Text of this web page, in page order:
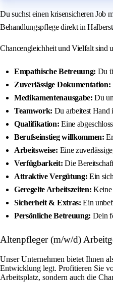
Du suchst einen krisensicheren Job
Behandlungspflege direkt in
Chancengleichheit und Vielfalt sind
Empathische Betreuung: Du
Zuverlässige Dokumentation:
Medikamentenausgabe: Du
Teamwork: Du arbeitest Hand
Qualifikation: Eine
Berufseinstieg willkommen:
Arbeitsweise: Eine
Verfügbarkeit: Die
Attraktive Vergütung: Ein
Geregelte Arbeitszeiten: Keine
Sicherheit & Extras: Ein
Persönliche Betreuung: Dein
Altenpfleger (m/w/d)
Unser Unternehmen bietet Ihnen
Entwicklung legt. Profitieren Sie
Arbeitsplatz, sondern auch die